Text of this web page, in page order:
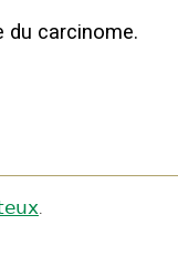
du carcinome.
.